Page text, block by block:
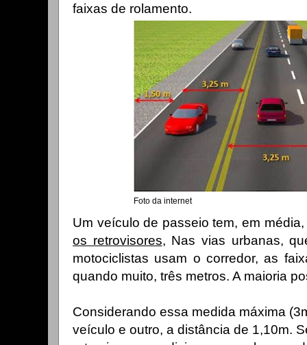
faixas de rolamento.
Foto da internet
Um veículo de passeio tem, em
os retrovisores, Nas vias urbanas,
motociclistas usam o corredor, as
quando muito, três metros. A maioria
Considerando essa medida máxima
veículo e outro, a distância de 1,10m.